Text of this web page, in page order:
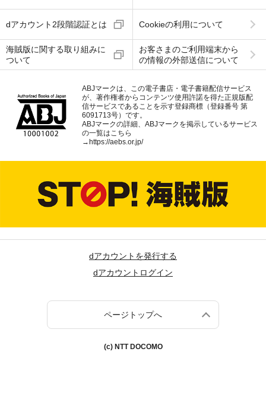
dアカウント2段階認証とは Cookieの利用について
海賊版に関する取り組みに
ついて
お客さまのご利用端末から
の情報の外部送信について
ABJマークは、この電子書店・電子書籍配信サービス
が、著作権者からコンテンツ使用許諾を得た正規版配
信サービスであることを示す登録商標（登録番号 第
6091713号）です。
ABJマークの詳細、ABJマークを掲示しているサービス
の一覧はこちら
→ https://aebs.or.jp/
dアカウントを発行する
dアカウントログイン
ページトップへ
(c) NTT DOCOMO